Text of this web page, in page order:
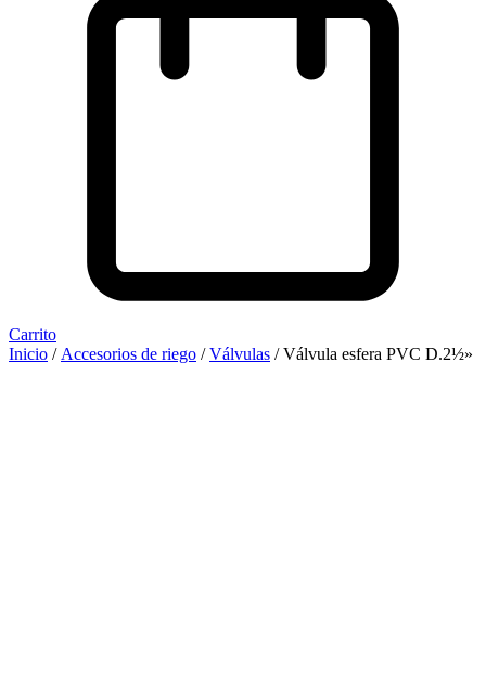
Carrito
Inicio / Accesorios de riego /Válvulas / Válvula esfera PVC D.2½»